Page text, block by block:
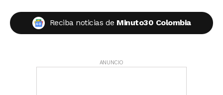
Reciba noticias de Minuto30 Colombia
ANUNCIO